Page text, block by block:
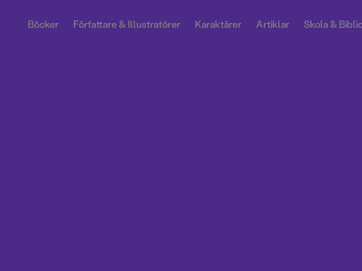
Böcker Författare & Illustratörer Karaktärer Artiklar Skola &